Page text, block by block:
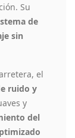
Su
de
sin
el
ruido y
y
del